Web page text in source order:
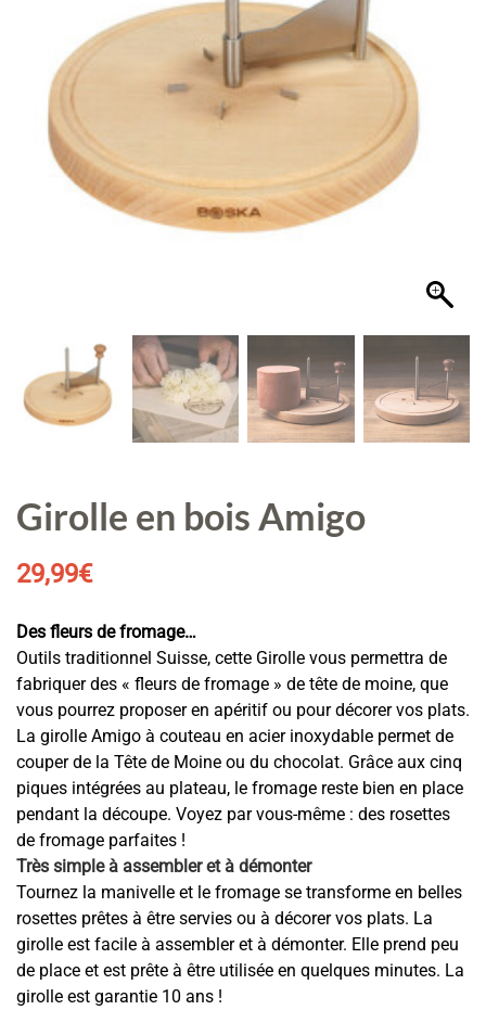
Girolle en bois Amigo
29,99€
Des fleurs de fromage…
Outils traditionnel Suisse, cette Girolle vous permettra de
fabriquer des « fleurs de fromage » de tête de moine, que
vous pourrez proposer en apéritif ou pour décorer vos plats.
La girolle Amigo à couteau en acier inoxydable permet de
couper de la Tête de Moine ou du chocolat. Grâce aux cinq
piques intégrées au plateau, le fromage reste bien en place
pendant la découpe. Voyez par vous-même : des rosettes
de fromage parfaites !
Très simple à assembler et à démonter
Tournez la manivelle et le fromage se transforme en belles
rosettes prêtes à être servies ou à décorer vos plats. La
girolle est facile à assembler et à démonter. Elle prend peu
de place et est prête à être utilisée en quelques minutes. La
girolle est garantie 10 ans !